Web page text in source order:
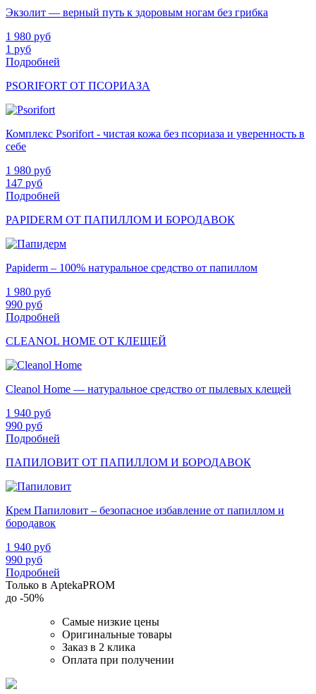
Экзолит — верный путь к здоровым ногам без грибка
1 980 руб
1 руб
Подробней
PSORIFORT ОТ ПСОРИАЗА
Комплекс Psorifort - чистая кожа без псориаза и уверенность в
себе
1 980 руб
147 руб
Подробней
PAPIDERM ОТ ПАПИЛЛОМ И БОРОДАВОК
Papiderm – 100% натуральное средство от папиллом
1 980 руб
990 руб
Подробней
CLEANOL HOME ОТ КЛЕЩЕЙ
Cleanol Home — натуральное средство от пылевых клещей
1 940 руб
990 руб
Подробней
ПАПИЛОВИТ ОТ ПАПИЛЛОМ И БОРОДАВОК
Крем Папиловит – безопасное избавление от папиллом и
бородавок
1 940 руб
990 руб
Подробней
Только в AptekaPROM
до -50%
Самые низкие цены
Оригинальные товары
Заказ в 2 клика
Оплата при получении